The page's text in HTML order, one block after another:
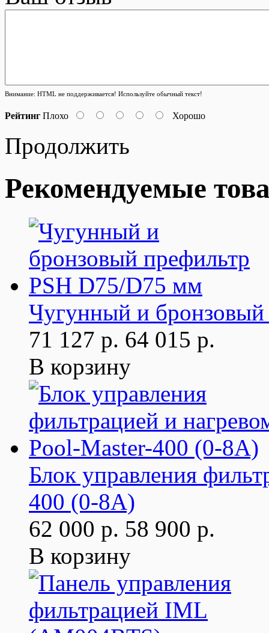
Внимание: HTML не поддерживается! Используйте обычный текст!
Рейтинг Плохо Хорошо
Продолжить
Рекомендуемые
Чугунный и
71 127 р. 64 015 р.
В корзину
Блок управления
400 (0-8А)
62 000 р. 58 900 р.
В корзину